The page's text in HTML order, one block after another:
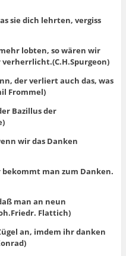
sie dich lehrten, vergiss
lobten, so wären wir
der verliert auch das, was
Frommel)
Bazillus der
wir das Danken
man zum Danken.
man an neun
Flattich)
an, imdem ihr danken